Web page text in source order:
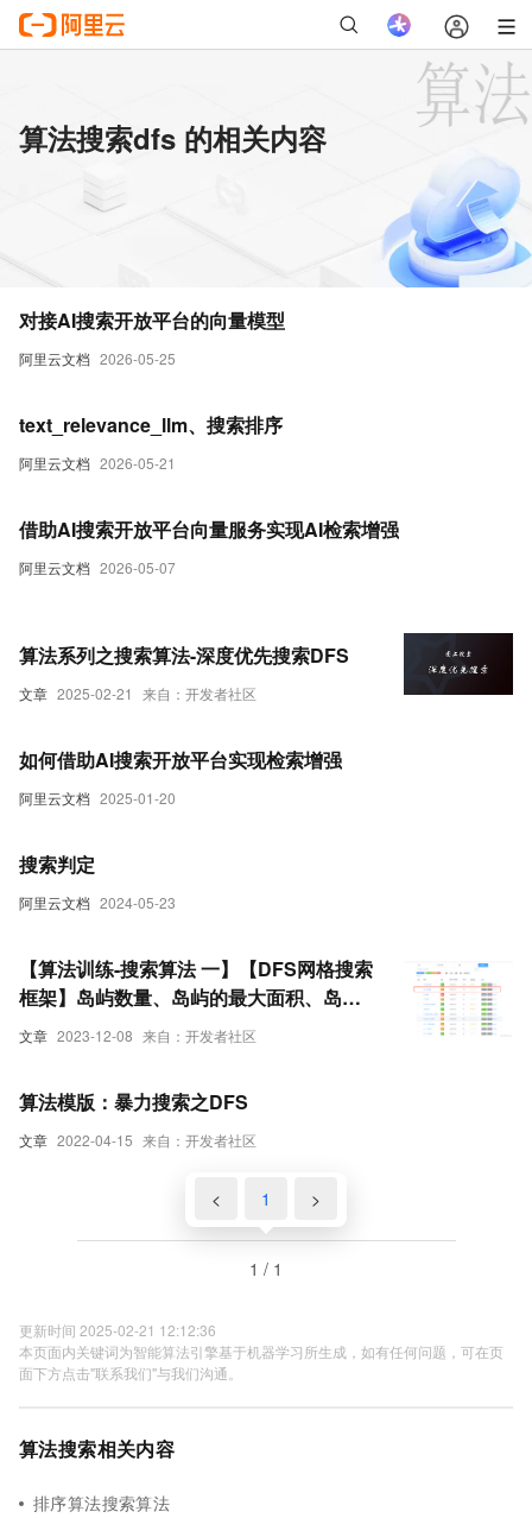
算法搜索dfs 的相关内容
阿里云文档 2026-05-25
对接AI搜索开放平台的向量模型
阿里云文档 2026-05-21
text_relevance_llm、搜索排序
阿里云文档 2026-05-07
借助AI搜索开放平台向量服务实现AI检索增强
文章 2025-02-21 来自：开发者社区
算法系列之搜索算法-深度优先搜索DFS
阿里云文档 2025-01-20
如何借助AI搜索开放平台实现检索增强
阿里云文档 2024-05-23
搜索判定
文章 2023-12-08 来自：开发者社区
【算法训练-搜索算法 一】【DFS网格搜索
框架】岛屿数量、岛屿的最大面积、岛屿
的周长
文章 2022-04-15 来自：开发者社区
算法模版：暴力搜索之DFS
< 1 >
1 / 1
更新时间 2025-02-21 12:12:36
本页面内关键词为智能算法引擎基于机器学习所生成，如有任何问题，可在页
面下方点击"联系我们"与我们沟通。
算法搜索相关内容
排序算法搜索算法